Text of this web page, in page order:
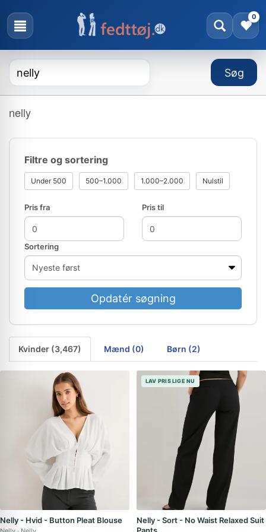
0
nelly
Filtre og sortering
Under 500 500–1.000 1.000–2.000 Nulstil
Pris fra Pris til
Sortering
Opdatér søgning
Kvinder (3,467) Mænd (0) Børn (2)
Nelly - Hvid - Button Pleat Blouse
LAV PRIS LIGE NU
Nelly - Sort - No Waist Relaxed Suit